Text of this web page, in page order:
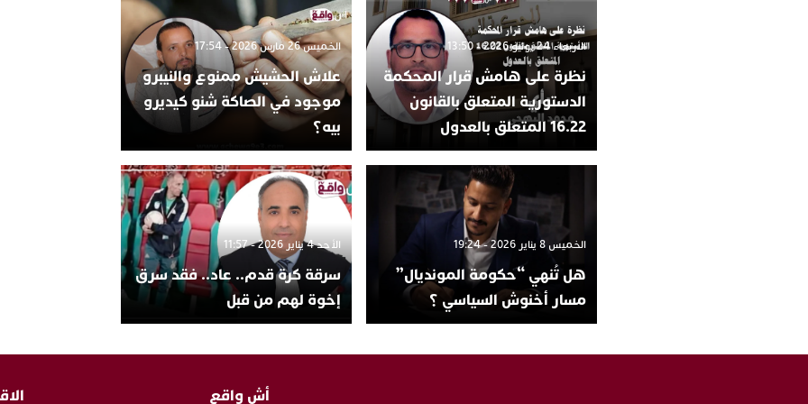
الأربعاء 24 يونيو 2026 - 13:50
نظرة على هامش قرار المحكمة
الدستورية المتعلق بالقانون
16.22 المتعلق بالعدول
الخميس 26 مارس 2026 - 17:54
علاش الحشيش ممنوع والنيبرو
موجود في الصاكة شنو كيديرو
بيه؟
الخميس 8 يناير 2026 - 19:24
هل تُنهي “حكومة المونديال”
مسار أخنوش السياسي ؟
الأحد 4 يناير 2026 - 11:57
سرقة كرة قدم.. عاد.. فقد سرق
إخوة لهم من قبل
أش واقع